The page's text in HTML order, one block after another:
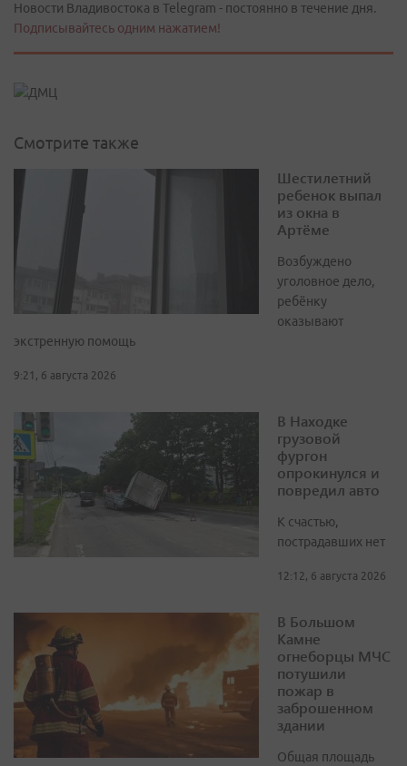
Новости Владивостока в Telegram - постоянно в течение дня.
Подписывайтесь одним нажатием!
Смотрите также
Шестилетний
ребенок выпал
из окна в
Артёме
Возбуждено
уголовное дело,
ребёнку
оказывают
экстренную помощь
9:21, 6 августа 2026
В Находке
грузовой
фургон
опрокинулся и
повредил авто
К счастью,
пострадавших нет
12:12, 6 августа 2026
В Большом
Камне
огнеборцы МЧС
потушили
пожар в
заброшенном
здании
Общая площадь